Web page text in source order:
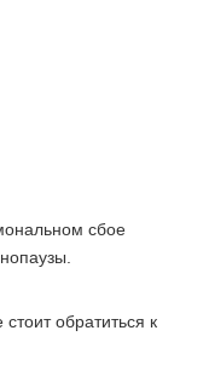
сбое
обратиться к